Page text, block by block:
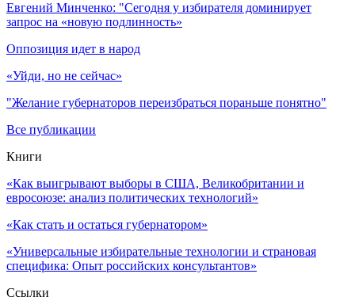
Евгений Минченко: "Сегодня у избирателя доминирует
запрос на «новую подлинность»
Оппозиция идет в народ
«Уйди, но не сейчас»
"Желание губернаторов переизбраться пораньше понятно"
Все публикации
Книги
«Как выигрывают выборы в США, Великобритании и
евросоюзе: анализ политических технологий»
«Как стать и остаться губернатором»
«Универсальные избирательные технологии и страновая
специфика: Опыт российских консультантов»
Ссылки